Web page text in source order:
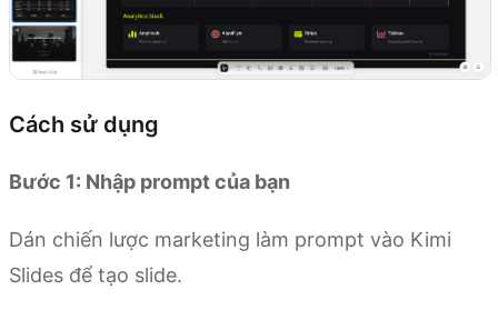
Cách sử dụng
Bước 1: Nhập prompt của bạn
Dán chiến lược marketing làm prompt vào Kimi
Slides để tạo slide.